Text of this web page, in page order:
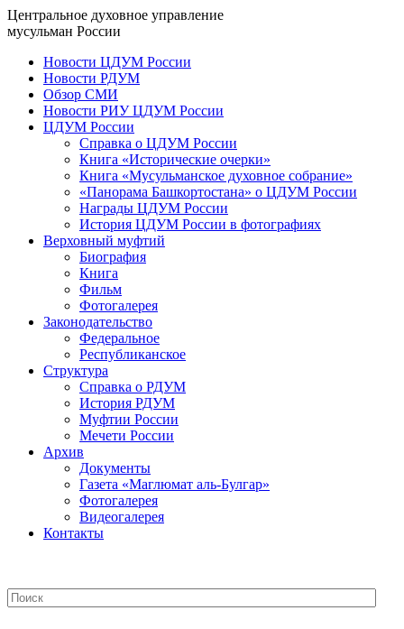
Центральное духовное управление
мусульман России
Новости ЦДУМ России
Новости РДУМ
Обзор СМИ
Новости РИУ ЦДУМ России
ЦДУМ России
Справка о ЦДУМ России
Книга «Исторические очерки»
Книга «Мусульманское духовное собрание»
«Панорама Башкортостана» о ЦДУМ России
Награды ЦДУМ России
История ЦДУМ России в фотографиях
Верховный муфтий
Биография
Книга
Фильм
Фотогалерея
Законодательство
Федеральное
Республиканское
Структура
Справка о РДУМ
История РДУМ
Муфтии России
Мечети России
Архив
Документы
Газета «Маглюмат аль-Булгар»
Фотогалерея
Видеогалерея
Контакты